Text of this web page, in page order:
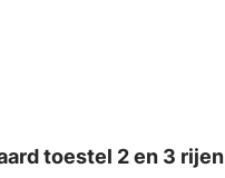
toestel 2 en 3 rijen